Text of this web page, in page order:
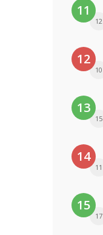
11
12
12
10
13
15
14
11
15
17